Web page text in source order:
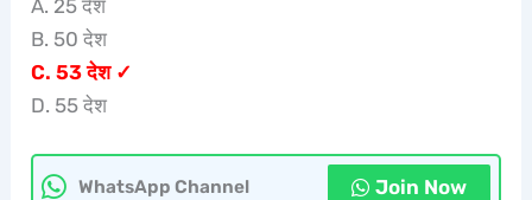
A. 25 देश
B. 50 देश
C. 53 देश ✓
D. 55 देश
WhatsApp Channel Join Now